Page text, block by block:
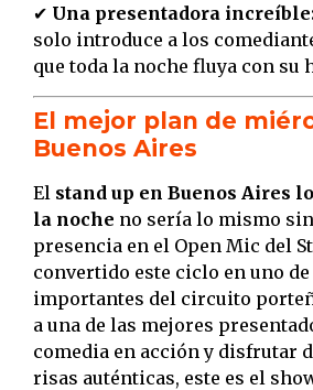
✔ Una presentadora
solo introduce a los
que toda la noche fluya con su
El mejor plan de
Buenos Aires
El stand up en Buenos Aires
la noche no sería lo mismo
presencia en el Open Mic del
convertido este ciclo en uno
importantes del circuito
a una de las mejores
comedia en acción y disfrutar
risas auténticas, este es el